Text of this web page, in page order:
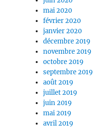
mai 2020
février 2020
janvier 2020
décembre 2019
novembre 2019
octobre 2019
septembre 2019
août 2019
juillet 2019
juin 2019
mai 2019
avril 2019